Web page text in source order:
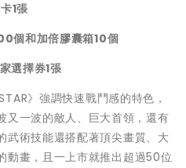
1張
個和加倍膠囊箱10個
選擇券1張
》強調快速戰鬥感的特色，
又一波的敵人、巨大首領，還有
武術技能還搭配著頂尖畫質、大
動畫，且一上市就推出超過50位